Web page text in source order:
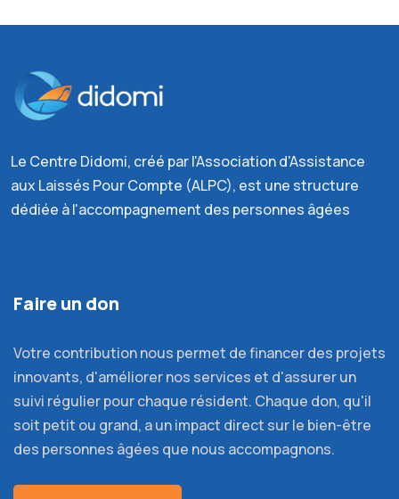
Le Centre Didomi, créé par l'Association d'Assistance
aux Laissés Pour Compte (ALPC), est une structure
dédiée à l'accompagnement des personnes âgées
Faire un don
Votre contribution nous permet de financer des projets
innovants, d'améliorer nos services et d'assurer un
suivi régulier pour chaque résident. Chaque don, qu'il
soit petit ou grand, a un impact direct sur le bien-être
des personnes âgées que nous accompagnons.